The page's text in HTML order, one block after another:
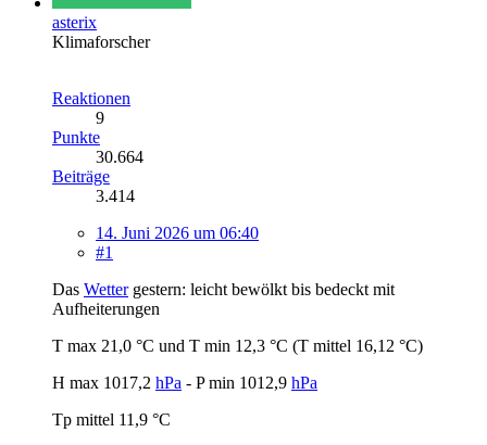
asterix
Klimaforscher
Reaktionen
9
Punkte
30.664
Beiträge
3.414
14. Juni 2026 um 06:40
#1
Das Wettergestern: leicht bewölkt bis bedeckt mit
Aufheiterungen
T max 21,0 °C und T min 12,3 °C (T mittel 16,12 °C)
H max 1017,2 hPa - P min 1012,9 hPa
Tp mittel 11,9 °C